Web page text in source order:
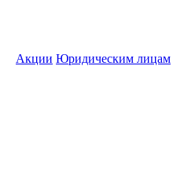
Акции Юридическим лицам